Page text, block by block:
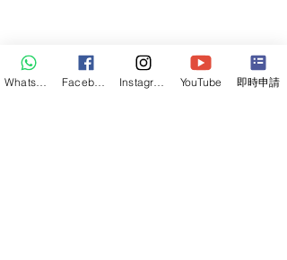
​想了解更多知識
YouTube 即時申請